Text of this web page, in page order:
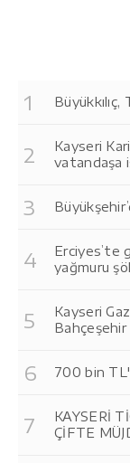
Kayseri
vatandaşa
Erciyes’te
yağmuru
Kayseri
700 bin
KAYSERİ
ÇİFTE